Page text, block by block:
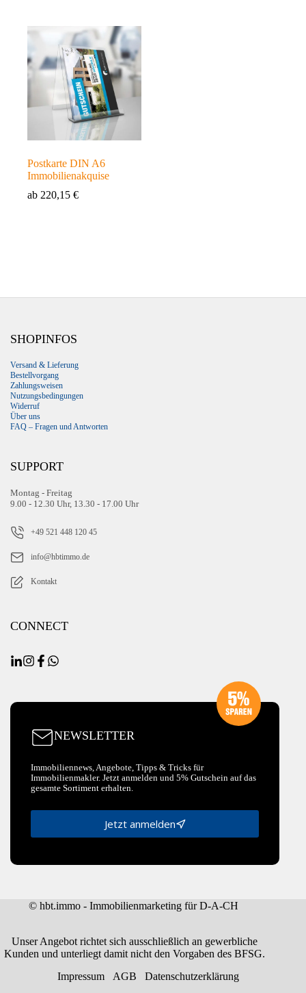
Postkarte DIN A6
Immobilienakquise
ab 220,15 €
SHOPINFOS
Versand & Lieferung
Bestellvorgang
Zahlungsweisen
Nutzungsbedingungen
Widerruf
Über uns
FAQ – Fragen und Antworten
SUPPORT
Montag - Freitag
9.00 - 12.30 Uhr, 13.30 - 17.00 Uhr
+49 521 448 120 45
info@hbtimmo.de
Kontakt
CONNECT
NEWSLETTER
Immobiliennews, Angebote, Tipps & Tricks für
Immobilienmakler. Jetzt anmelden und 5% Gutschein auf das
gesamte Sortiment erhalten.
Jetzt anmelden
© hbt.immo - Immobilienmarketing für D-A-CH
Unser Angebot richtet sich ausschließlich an gewerbliche
Kunden und unterliegt damit nicht den Vorgaben des BFSG.
Impressum
AGB Datenschutzerklärung